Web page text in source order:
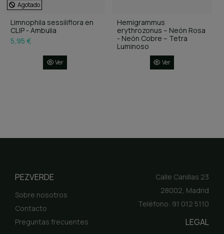
Agotado
Limnophila sessiliflora en
CLIP - Ambulia
5,95 €
Ver
Hemigrammus
erythrozonus – Neón Rosa
- Neón Cobre – Tetra
Luminoso
Ver
PEZVERDE
Sobre nosotros
Contacto
Preguntas frecuentes
Calle Canillas 23
28002, Madrid
Teléfono: 91 012 5110
LEGAL